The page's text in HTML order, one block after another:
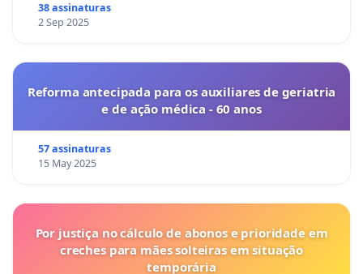
38 assinaturas
2 Sep 2025
Reforma antecipada para os auxiliares de geriatria
e de ação médica - 60 anos
57 assinaturas
15 May 2025
Por justiça no cálculo de abonos e prioridade em
creches para mães solteiras em situação
temporária